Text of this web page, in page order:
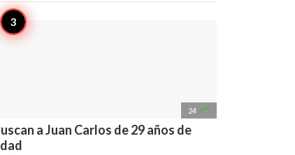
24 
a Juan Carlos de 29 años de